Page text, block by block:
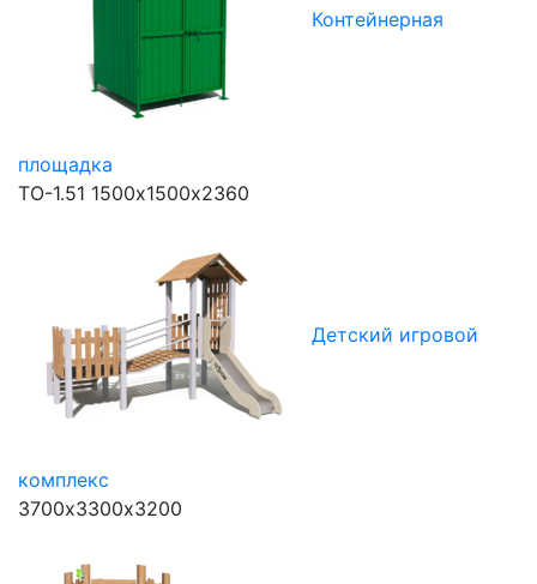
Контейнерная
площадка
ТО-1.51 1500х1500х2360
Детский игровой
комплекс
3700х3300х3200